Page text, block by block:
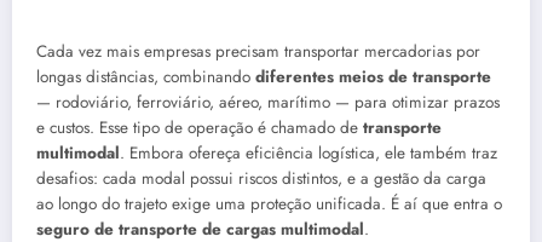
Cada vez mais empresas precisam transportar mercadorias por
longas distâncias, combinando diferentes meios de transporte
— rodoviário, ferroviário, aéreo, marítimo — para otimizar prazos
e custos. Esse tipo de operação é chamado de transporte
multimodal. Embora ofereça eficiência logística, ele também traz
desafios: cada modal possui riscos distintos, e a gestão da carga
ao longo do trajeto exige uma proteção unificada. É aí que entra o
seguro de transporte de cargas multimodal.